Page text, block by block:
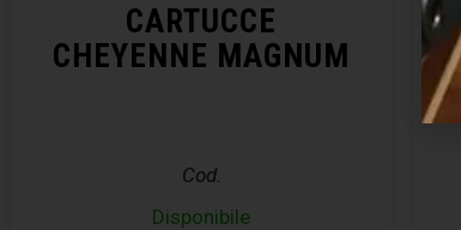
CARTUCCE
CHEYENNE MAGNUM
Cod.
Disponibile